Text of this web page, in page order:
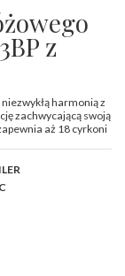
z
harmonią z
zachwycającą swoją
aż 18 cyrkoni